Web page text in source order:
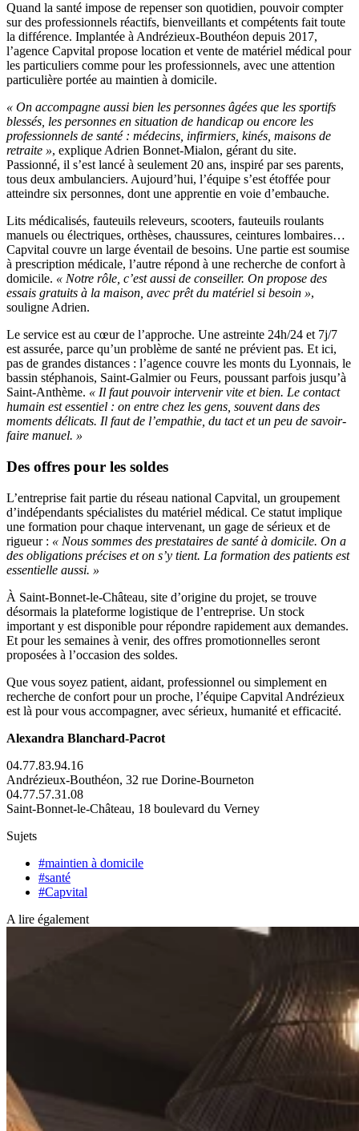
Quand la santé impose de repenser son quotidien, pouvoir compter
sur des professionnels réactifs, bienveillants et compétents fait toute
la différence. Implantée à Andrézieux-Bouthéon depuis 2017,
l’agence Capvital propose location et vente de matériel médical pour
les particuliers comme pour les professionnels, avec une attention
particulière portée au maintien à domicile.
« On accompagne aussi bien les personnes âgées que les sportifs
blessés, les personnes en situation de handicap ou encore les
professionnels de santé : médecins, infirmiers, kinés, maisons de
retraite », explique Adrien Bonnet-Mialon, gérant du site.
Passionné, il s’est lancé à seulement 20 ans, inspiré par ses parents,
tous deux ambulanciers. Aujourd’hui, l’équipe s’est étoffée pour
atteindre six personnes, dont une apprentie en voie d’embauche.
Lits médicalisés, fauteuils releveurs, scooters, fauteuils roulants
manuels ou électriques, orthèses, chaussures, ceintures lombaires…
Capvital couvre un large éventail de besoins. Une partie est soumise
à prescription médicale, l’autre répond à une recherche de confort à
domicile. « Notre rôle, c’est aussi de conseiller. On propose des
essais gratuits à la maison, avec prêt du matériel si besoin »,
souligne Adrien.
Le service est au cœur de l’approche. Une astreinte 24h/24 et 7j/7
est assurée, parce qu’un problème de santé ne prévient pas. Et ici,
pas de grandes distances : l’agence couvre les monts du Lyonnais, le
bassin stéphanois, Saint-Galmier ou Feurs, poussant parfois jusqu’à
Saint-Anthème. « Il faut pouvoir intervenir vite et bien. Le contact
humain est essentiel : on entre chez les gens, souvent dans des
moments délicats. Il faut de l’empathie, du tact et un peu de savoir-
faire manuel. »
Des offres pour les soldes
L’entreprise fait partie du réseau national Capvital, un groupement
d’indépendants spécialistes du matériel médical. Ce statut implique
une formation pour chaque intervenant, un gage de sérieux et de
rigueur : « Nous sommes des prestataires de santé à domicile. On a
des obligations précises et on s’y tient. La formation des patients est
essentielle aussi. »
À Saint-Bonnet-le-Château, site d’origine du projet, se trouve
désormais la plateforme logistique de l’entreprise. Un stock
important y est disponible pour répondre rapidement aux demandes.
Et pour les semaines à venir, des offres promotionnelles seront
proposées à l’occasion des soldes.
Que vous soyez patient, aidant, professionnel ou simplement en
recherche de confort pour un proche, l’équipe Capvital Andrézieux
est là pour vous accompagner, avec sérieux, humanité et efficacité.
Alexandra Blanchard-Pacrot
04.77.83.94.16
Andrézieux-Bouthéon, 32 rue Dorine-Bourneton
04.77.57.31.08
Saint-Bonnet-le-Château, 18 boulevard du Verney
Sujets
#maintien à domicile
#santé
#Capvital
A lire également